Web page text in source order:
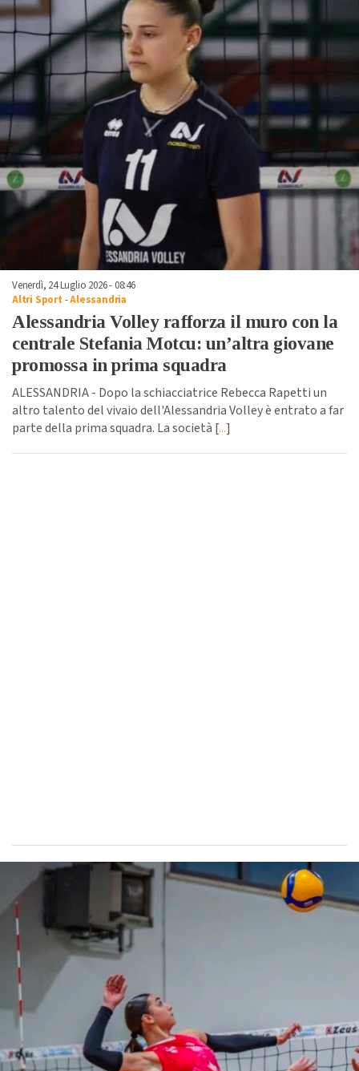
Venerdì, 24 Luglio 2026 - 08:46
Altri Sport -Alessandria
Alessandria Volley rafforza il muro con la
centrale Stefania Motcu: un’altra giovane
promossa in prima squadra
ALESSANDRIA - Dopo la schiacciatrice Rebecca Rapetti un
altro talento del vivaio dell'Alessandria Volley è entrato a far
parte della prima squadra. La società [...]